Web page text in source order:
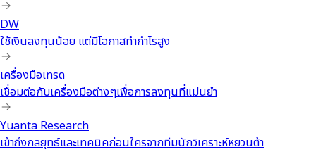
DW
ใช้เงินลงทุนน้อย แต่มีโอกาสทำกำไรสูง
เครื่องมือเทรด
เชื่อมต่อกับเครื่องมือต่างๆเพื่อการลงทุนที่แม่นยำ
Yuanta Research
เข้าถึงกลยุทธ์และเทคนิคก่อนใครจากทีมนักวิเคราะห์หยวนต้า